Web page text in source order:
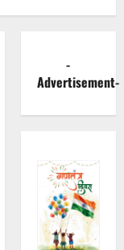
-
Advertisement-